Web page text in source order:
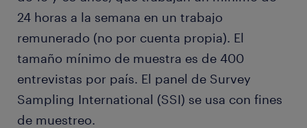
24 horas a la semana en un trabajo
remunerado (no por cuenta propia). El
tamaño mínimo de muestra es de 400
entrevistas por país. El panel de Survey
Sampling International (SSI) se usa con fines
de muestreo.